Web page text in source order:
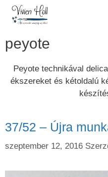
Kilépés
peyote
Peyote technikával
ékszereket és kétoldalú
37/52 – Újra
szeptember 12, 2016